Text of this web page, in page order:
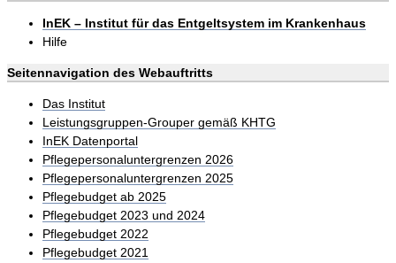
InEK – Institut für das Entgeltsystem im Krankenhaus
Hilfe
Seitennavigation des Webauftritts
Das Institut
Leistungsgruppen-Grouper gemäß KHTG
InEK Datenportal
Pflegepersonaluntergrenzen 2026
Pflegepersonaluntergrenzen 2025
Pflegebudget ab 2025
Pflegebudget 2023 und 2024
Pflegebudget 2022
Pflegebudget 2021